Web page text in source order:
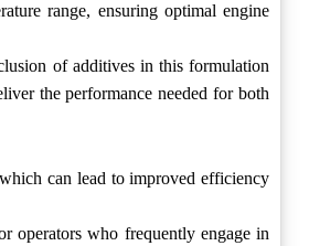
range, ensuring optimal engine
of additives in this formulation
the performance needed for both
can lead to improved efficiency
operators who frequently engage in